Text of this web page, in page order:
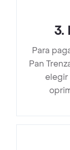
3.
Para
Pan
elegir